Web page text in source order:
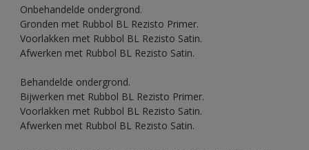
Onbehandelde ondergrond.
Gronden met Rubbol BL Rezisto Primer.
Voorlakken met Rubbol BL Rezisto Satin.
Afwerken met Rubbol BL Rezisto Satin.
Behandelde ondergrond.
Bijwerken met Rubbol BL Rezisto Primer.
Voorlakken met Rubbol BL Rezisto Satin.
Afwerken met Rubbol BL Rezisto Satin.